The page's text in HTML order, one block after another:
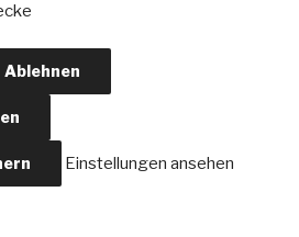
Ablehnen
Einstellungen ansehen